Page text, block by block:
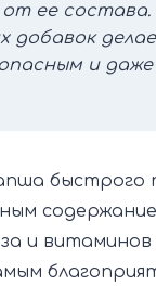
ее
добавок
и даже
быстрого
и